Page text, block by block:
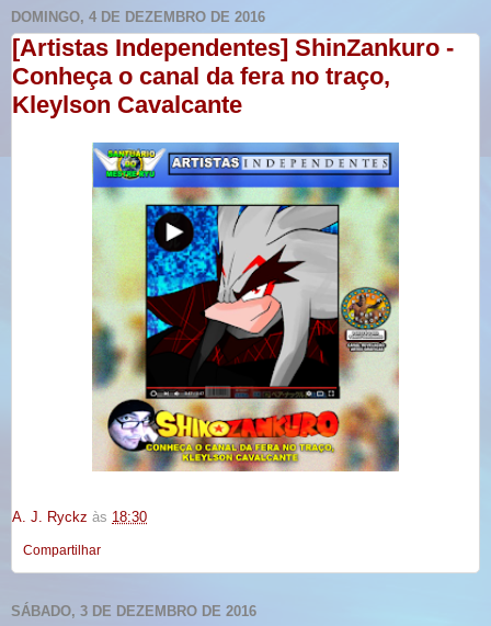
DOMINGO, 4 DE DEZEMBRO DE 2016
[Artistas Independentes] ShinZankuro -
Conheça o canal da fera no traço,
Kleylson Cavalcante
A. J. Ryckz às 18:30
Compartilhar
SÁBADO, 3 DE DEZEMBRO DE 2016